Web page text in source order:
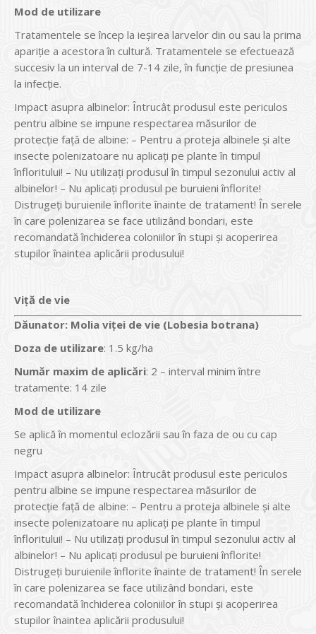
Mod de utilizare
Tratamentele se încep la ieşirea larvelor din ou sau la prima
apariţie a acestora în cultură. Tratamentele se efectuează
succesiv la un interval de 7-14 zile, în funcție de presiunea
la infecție.
Impact asupra albinelor: Întrucât produsul este periculos
pentru albine se impune respectarea măsurilor de
protecţie faţă de albine: – Pentru a proteja albinele şi alte
insecte polenizatoare nu aplicaţi pe plante în timpul
înfloritului! – Nu utilizaţi produsul în timpul sezonului activ al
albinelor! – Nu aplicaţi produsul pe buruieni înflorite!
Distrugeţi buruienile înflorite înainte de tratament! În serele
în care polenizarea se face utilizând bondari, este
recomandată închiderea coloniilor în stupi şi acoperirea
stupilor înaintea aplicării produsului!
Viță de vie
Dăunator: Molia viţei de vie (Lobesia botrana)
Doza de utilizare: 1.5 kg/ha
Număr maxim de aplicări: 2 – interval minim între
tratamente: 14 zile
Mod de utilizare
Se aplică în momentul eclozării sau în faza de ou cu cap
negru
Impact asupra albinelor: Întrucât produsul este periculos
pentru albine se impune respectarea măsurilor de
protecţie faţă de albine: – Pentru a proteja albinele şi alte
insecte polenizatoare nu aplicaţi pe plante în timpul
înfloritului! – Nu utilizaţi produsul în timpul sezonului activ al
albinelor! – Nu aplicaţi produsul pe buruieni înflorite!
Distrugeţi buruienile înflorite înainte de tratament! În serele
în care polenizarea se face utilizând bondari, este
recomandată închiderea coloniilor în stupi şi acoperirea
stupilor înaintea aplicării produsului!